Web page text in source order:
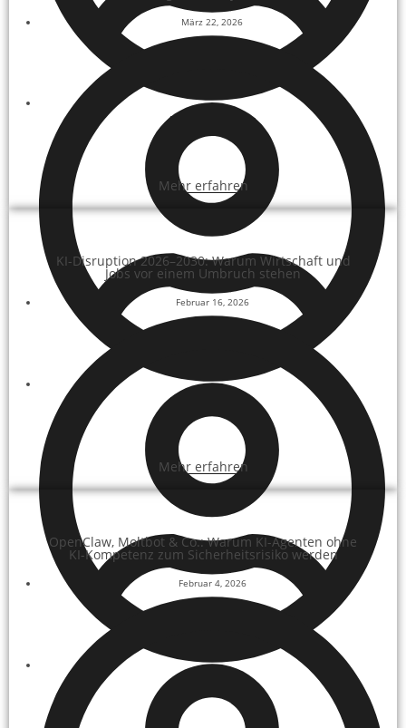
Paul-Patrick Heitzer
März 22, 2026
Paul-Patrick Heitzer
Mehr erfahren
KI-Disruption 2026–2030: Warum Wirtschaft und
Jobs vor einem Umbruch stehen
Februar 16, 2026
Paul-Patrick Heitzer
Mehr erfahren
OpenClaw, Moltbot & Co.: Warum KI-Agenten ohne
KI-Kompetenz zum Sicherheitsrisiko werden
Februar 4, 2026